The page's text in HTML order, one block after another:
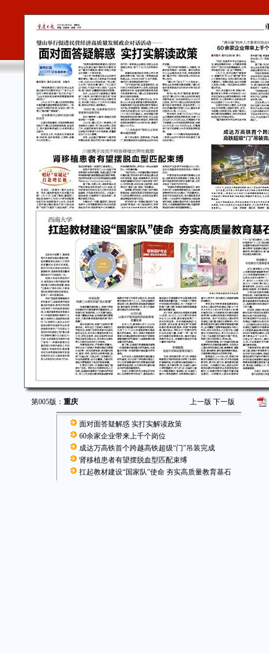
第005版： 重庆 上一版 下一版
面对面答疑解惑 实打实解读政策
60余家企业带来上千个岗位
成达万高铁首个跨越高铁超级“门”吊装完成
肾移植患者有望摆脱血型匹配束缚
扛起教材建设“国家队”使命 夯实高质量教育基石